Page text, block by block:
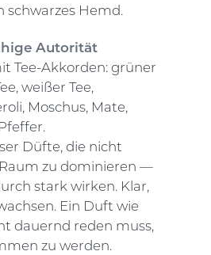
schwarzes Hemd.
Autorität
Tee-Akkorden: grüner
weißer Tee,
Moschus, Mate,
Düfte, die nicht
zu dominieren —
stark wirken. Klar,
Ein Duft wie
dauernd reden muss,
zu werden.